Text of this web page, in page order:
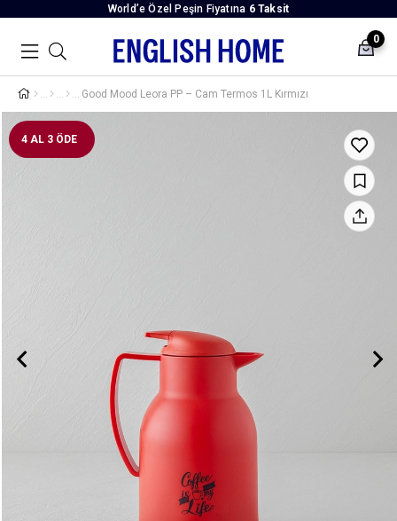
World’e Özel Peşin Fiyatına 6 Taksit
0
Good Mood Leora PP – Cam Termos 1L Kırmızı
4 AL 3 ÖDE